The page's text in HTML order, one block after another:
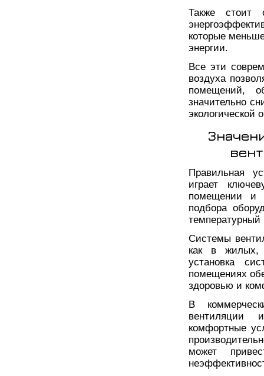
Также стоит
которые
энергии.
Все эти
воздуха
помещений,
значительно
экологической
Правильная
играет
помещении и
подбора
Системы
как в жилых,
установка
помещениях
здоровью и
В
вентиляции
комфортные
может